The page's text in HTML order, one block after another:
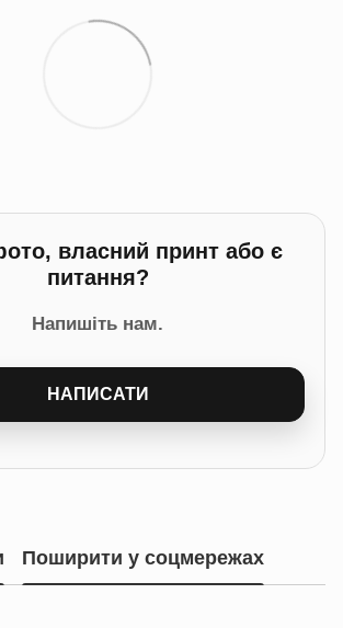
власний принт або є
питання?
Напишіть нам.
НАПИСАТИ
Поширити у соцмережах